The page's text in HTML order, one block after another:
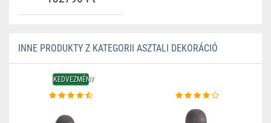
INNE PRODUKTY Z KATEGORII ASZTALI DEKORÁCIÓ
KEDVEZMÉNY